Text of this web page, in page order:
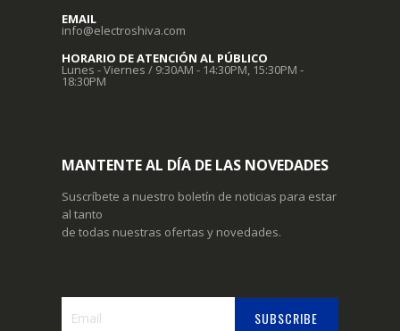
EMAIL
info@electroshiva.com
HORARIO DE ATENCIÓN AL PÚBLICO
Lunes - Viernes / 9:30AM - 14:30PM, 15:30PM -
18:30PM
MANTENTE AL DÍA DE LAS NOVEDADES
Suscríbete a nuestro boletín de noticias para estar
al tanto
de todas nuestras ofertas y novedades.
SUBSCRIBE